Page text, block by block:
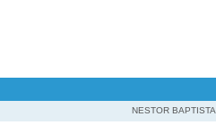
NESTOR BAPTISTA